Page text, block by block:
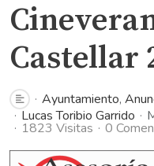
Castellar
Ayuntamiento
Lucas Toribio Garrido
1823 Visitas 0